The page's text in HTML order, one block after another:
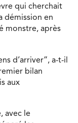
qui cherchait
démission en
monstre, après
d’arriver”, a-t-il
bilan
aux
avec le